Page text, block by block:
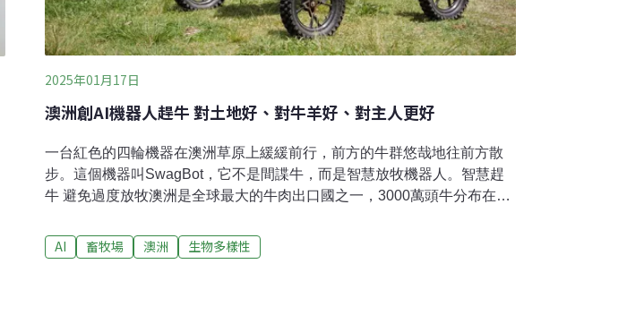
2025年01月17日
澳洲創AI機器人趕牛 對土地好、對牛羊好、對主人更好
一台紅色的四輪機器在澳洲草原上緩緩前行，前方的牛群悠哉地往前方散
步。這個機器叫SwagBot，它不是間諜牛，而是智慧放牧機器人。智慧趕
牛 避免過度放牧澳洲是全球最大的牛肉出口國之一，3000萬頭牛分布在遼
隻。但實務上，想精確的管理牛隻移動並不容易，導致超過四成、數百萬
公頃的草地因過度放牧而土壤退化。SwagBot的誕生帶來一線曙光。這款
AI 畜牧場 澳洲 生物多樣性